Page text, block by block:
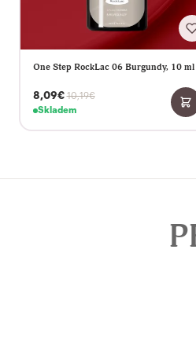
One Step RockLac 06 Burgundy, 10 ml
8,09€ 10,19€
Skladem